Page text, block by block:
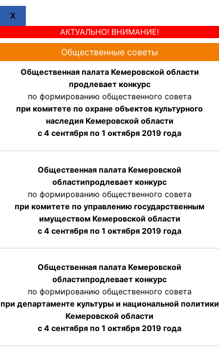
X
АКТУАЛЬНО! ВНИМАНИЕ!
Общественные советы
Общественная палата Кемеровской области
продлевает конкурс
по формированию общественного совета
при комитете по охране объектов культурного
наследия Кемеровской области
с 4 сентября по 1 октября 2019 года
Общественная палата Кемеровской
областипродлевает конкурс
по формированию общественного совета
при комитете по управлению государственным
имуществом Кемеровской области
с 4 сентября по 1 октября 2019 года
Общественная палата Кемеровской
областипродлевает конкурс
по формированию общественного совета
при департаменте культуры и национальной политики
Кемеровской области
с 4 сентября по 1 октября 2019 года